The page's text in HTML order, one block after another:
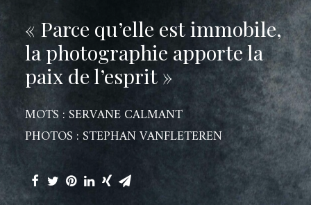
« Parce qu’elle est immobile,
la photographie apporte la
paix de l’esprit »
MOTS : SERVANE CALMANT
PHOTOS : STEPHAN VANFLETEREN